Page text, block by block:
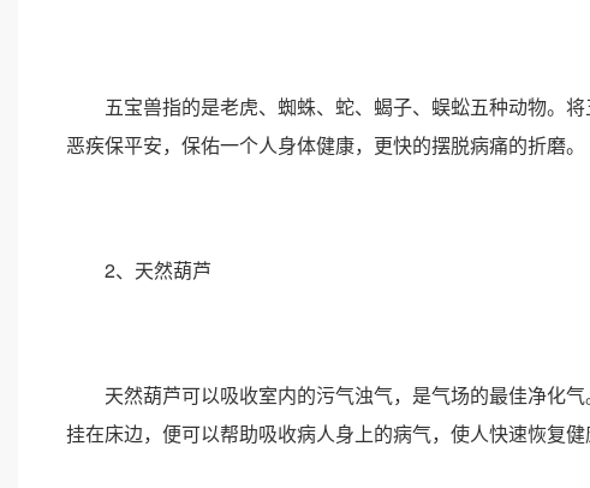
五宝兽指的是老虎、蜘蛛、蛇、蝎子、蜈蚣五种动物。将
恶疾保平安，保佑一个人身体健康，更快的摆脱病痛的折磨。
2、天然葫芦
天然葫芦可以吸收室内的污气浊气，是气场的最佳净化气
挂在床边，便可以帮助吸收病人身上的病气，使人快速恢复健